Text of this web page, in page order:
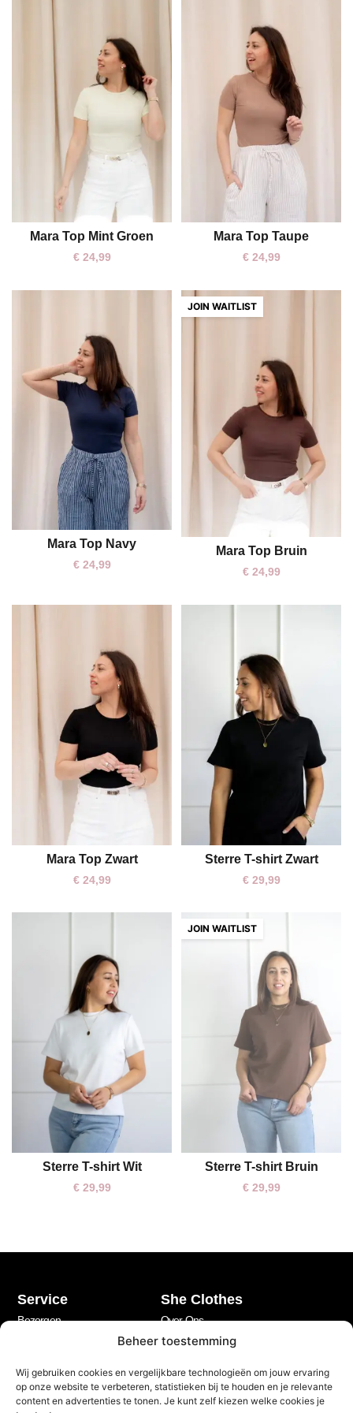
Beheer toestemming
Wij gebruiken cookies en vergelijkbare technologieën om jouw ervaring
op onze website te verbeteren, statistieken bij te houden en je relevante
content en advertenties te tonen. Je kunt zelf kiezen welke cookies je
One size
Mara Top Mint Groen
€24,99
One size
Mara Top Taupe
€24,99
One size
Mara Top Navy
€24,99
Mara Top Bruin
€24,99
One size
Mara Top Zwart
€24,99
S M
Sterre T-shirt Zwart
€29,99
L
Sterre T-shirt Wit
€29,99
Sterre T-shirt Bruin
€29,99
Service
Bezorgen
My account
She Clothes
Over Ons
Veelgestelde vragen
Algemene voorwaarden